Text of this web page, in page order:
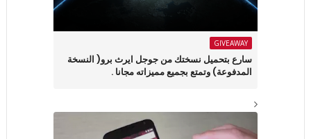
GIVEAWAY
سارع بتحميل نسختك من جوجل ايرث برو( النسخة
المدفوعة) وتمتع بجميع مميزاته مجانا .